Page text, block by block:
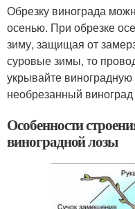
Обрезку винограда
осенью. При обрезке
зиму, защищая от
суровые зимы, то
укрывайте виноградную
необрезанный
Особенности
виноградной лозы